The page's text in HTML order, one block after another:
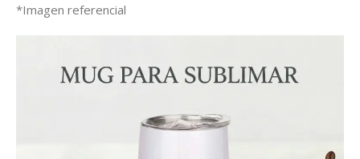
*Imagen referencial